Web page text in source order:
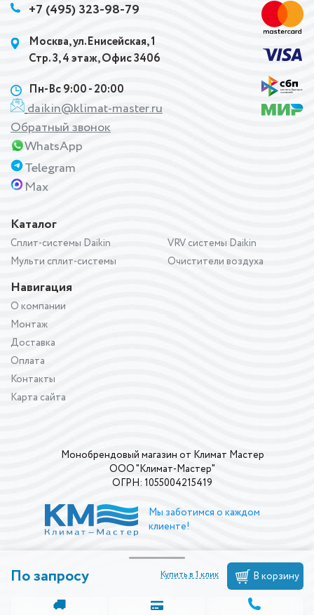
По запросу Купить в 1 клик В корзину
Каталог
Сплит-системы Daikin
Мульти сплит-системы
VRV системы Daikin
Очистители воздуха
Навигация
О компании
Монтаж
Доставка
Оплата
Контакты
Карта сайта
+7 (495) 323-98-79
Москва, ул.Енисейская, 1
Стр. 3, 4 этаж, Офис 3406
Пн-Вс 9:00 - 20:00
daikin@klimat-master.ru
Обратный звонок
WhatsApp
Telegram
Max
Монобрендовый магазин от Климат Мастер
ООО "Климат-Мастер"
ОГРН: 1055004215419
Мы заботимся о каждом
клиенте!